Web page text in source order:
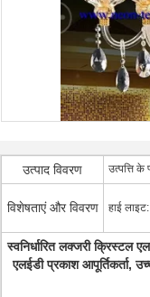
उत्पाद विवरण उत्पत्ति के
विशेषताएं और विवरण हाई लाइट:
स्वनिर्धारित लक्जरी
एलईडी प्रकाश आपूर्तिकर्ता,